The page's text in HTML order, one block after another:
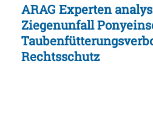
ARAG Experten
Ziegenunfall
Rechtsschutz